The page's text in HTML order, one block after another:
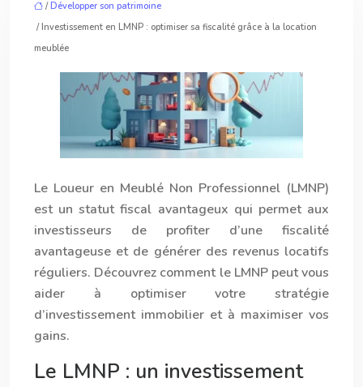
/Développer son patrimoine
/ Investissement en LMNP : optimiser sa fiscalité grâce à la location
meublée
Le Loueur en Meublé Non Professionnel (LMNP)
est un statut fiscal avantageux qui permet aux
investisseurs de profiter d’une fiscalité
avantageuse et de générer des revenus locatifs
réguliers. Découvrez comment le LMNP peut vous
aider à optimiser votre stratégie
d’investissement immobilier et à maximiser vos
gains.
Le LMNP : un investissement